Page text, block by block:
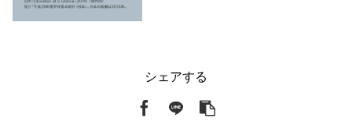
シェアする